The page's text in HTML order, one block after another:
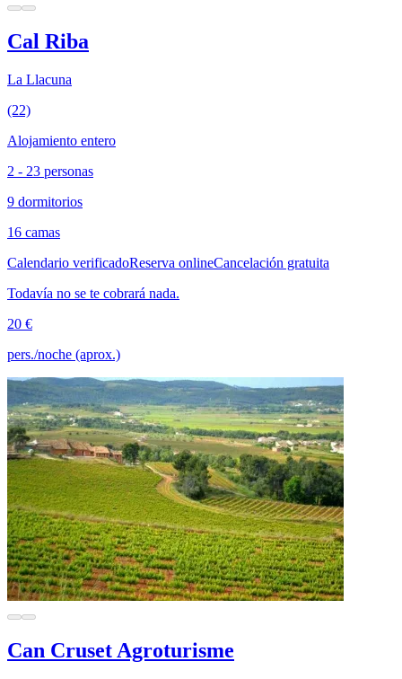
Cal Riba
La Llacuna
(22)
Alojamiento entero
2 - 23 personas
9 dormitorios
16 camas
Calendario verificadoReserva onlineCancelación gratuita
Todavía no se te cobrará nada.
20 €
pers./noche (aprox.)
Can Cruset Agroturisme